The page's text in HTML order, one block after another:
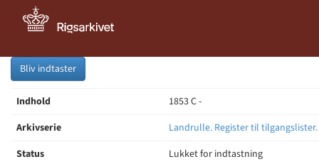
Bliv indtaster
Indhold
1853 C -
Arkivserie
Landrulle. Register til
Status
Lukket for indtastning